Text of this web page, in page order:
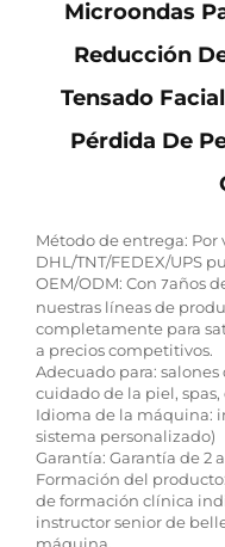
Microondas
Reducción
Tensado
Pérdida De
Método de entrega: Por
DHL/TNT/FEDEX/UPS
OEM/ODM: Con 7años
nuestras líneas de
completamente para
a precios competitivos.
Adecuado para:
cuidado de la piel, spas,
Idioma de la máquina:
sistema personalizado)
Garantía: Garantía de 2
Formación del
de formación clínica
instructor senior de
máquina.